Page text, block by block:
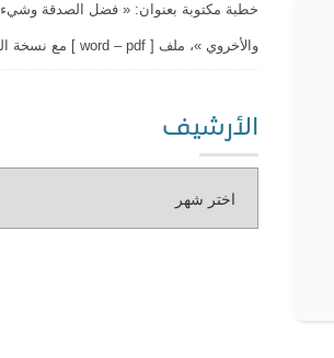
خطبة مكتوبة بعنوان: « فضل الصدقة وشيء
والأخروي »، ملف [ word – pdf ] مع نسخة الموقع.
الأرشيف